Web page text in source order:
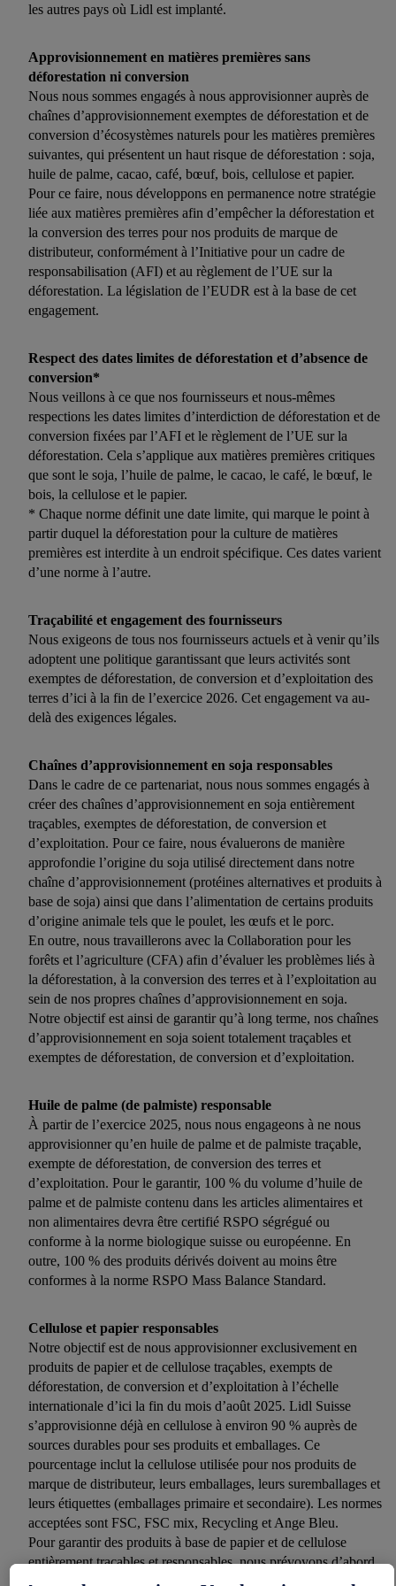
les autres pays où Lidl est implanté.
Approvisionnement en matières premières sans
déforestation ni conversion
Nous nous sommes engagés à nous approvisionner auprès de
chaînes d’approvisionnement exemptes de déforestation et de
conversion d’écosystèmes naturels pour les matières premières
suivantes, qui présentent un haut risque de déforestation : soja,
huile de palme, cacao, café, bœuf, bois, cellulose et papier.
Pour ce faire, nous développons en permanence notre stratégie
liée aux matières premières afin d’empêcher la déforestation et
la conversion des terres pour nos produits de marque de
distributeur, conformément à l’Initiative pour un cadre de
responsabilisation (AFI) et au règlement de l’UE sur la
déforestation. La législation de l’EUDR est à la base de cet
engagement.
Respect des dates limites de déforestation et d’absence de
conversion*
Nous veillons à ce que nos fournisseurs et nous-mêmes
respections les dates limites d’interdiction de déforestation et de
conversion fixées par l’AFI et le règlement de l’UE sur la
déforestation. Cela s’applique aux matières premières critiques
que sont le soja, l’huile de palme, le cacao, le café, le bœuf, le
bois, la cellulose et le papier.
* Chaque norme définit une date limite, qui marque le point à
partir duquel la déforestation pour la culture de matières
premières est interdite à un endroit spécifique. Ces dates varient
d’une norme à l’autre.
Traçabilité et engagement des fournisseurs
Nous exigeons de tous nos fournisseurs actuels et à venir qu’ils
adoptent une politique garantissant que leurs activités sont
exemptes de déforestation, de conversion et d’exploitation des
terres d’ici à la fin de l’exercice 2026. Cet engagement va au-
delà des exigences légales.
Chaînes d’approvisionnement en soja responsables
Dans le cadre de ce partenariat, nous nous sommes engagés à
créer des chaînes d’approvisionnement en soja entièrement
traçables, exemptes de déforestation, de conversion et
d’exploitation. Pour ce faire, nous évaluerons de manière
approfondie l’origine du soja utilisé directement dans notre
chaîne d’approvisionnement (protéines alternatives et produits à
base de soja) ainsi que dans l’alimentation de certains produits
d’origine animale tels que le poulet, les œufs et le porc.
En outre, nous travaillerons avec la Collaboration pour les
forêts et l’agriculture (CFA) afin d’évaluer les problèmes liés à
la déforestation, à la conversion des terres et à l’exploitation au
sein de nos propres chaînes d’approvisionnement en soja.
Notre objectif est ainsi de garantir qu’à long terme, nos chaînes
d’approvisionnement en soja soient totalement traçables et
exemptes de déforestation, de conversion et d’exploitation.
Huile de palme (de palmiste) responsable
À partir de l’exercice 2025, nous nous engageons à ne nous
approvisionner qu’en huile de palme et de palmiste traçable,
exempte de déforestation, de conversion des terres et
d’exploitation. Pour le garantir, 100 % du volume d’huile de
palme et de palmiste contenu dans les articles alimentaires et
non alimentaires devra être certifié RSPO ségrégué ou
conforme à la norme biologique suisse ou européenne. En
outre, 100 % des produits dérivés doivent au moins être
conformes à la norme RSPO Mass Balance Standard.
Cellulose et papier responsables
Notre objectif est de nous approvisionner exclusivement en
produits de papier et de cellulose traçables, exempts de
déforestation, de conversion et d’exploitation à l’échelle
internationale d’ici la fin du mois d’août 2025. Lidl Suisse
s’approvisionne déjà en cellulose à environ 90 % auprès de
sources durables pour ses produits et emballages. Ce
pourcentage inclut la cellulose utilisée pour nos produits de
marque de distributeur, leurs emballages, leurs suremballages et
leurs étiquettes (emballages primaire et secondaire). Les normes
acceptées sont FSC, FSC mix, Recycling et Ange Bleu.
Pour garantir des produits à base de papier et de cellulose
entièrement traçables et responsables, nous prévoyons d’abord
d’analyser la qualité et l’origine de ces produits.